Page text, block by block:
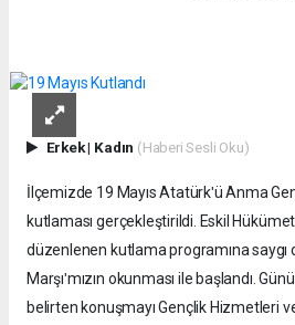
Erkek| Kadın (Haberi Sesli Oku)
İlçemizde 19 Mayıs Atatürkʹü Anma
kutlaması gerçekleştirildi. Eskil
düzenlenen kutlama programına saygı
Marşıʹmızın okunması ile başlandı.
belirten konuşmayı Gençlik Hizmetleri